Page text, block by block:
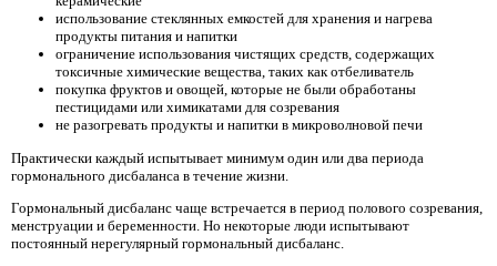
использование стеклянных емкостей для хранения и нагрева
продукты питания и напитки
ограничение использования чистящих средств, содержащих
токсичные химические вещества, таких как отбеливатель
покупка фруктов и овощей, которые не были обработаны
пестицидами или химикатами для созревания
не разогревать продукты и напитки в микроволновой печи
Практически каждый испытывает минимум один или два периода
гормонального дисбаланса в течение жизни.
Гормональный дисбаланс чаще встречается в период полового созревания,
менструации и беременности. Но некоторые люди испытывают
постоянный нерегулярный гормональный дисбаланс.